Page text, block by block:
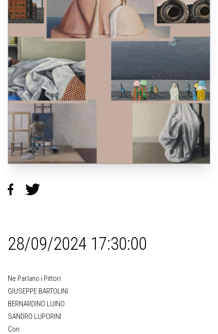
28/09/2024 17:30:00
Ne Parlano i Pittori
GIUSEPPE BARTOLINI
BERNARDINO LUINO
SANDRO LUPORINI
Con